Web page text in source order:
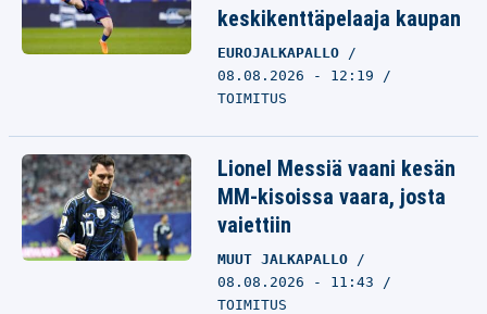
keskikenttäpelaaja kaupan
EUROJALKAPALLO
08.08.2026 - 12:19
TOIMITUS
Lionel Messiä vaani kesän
MM-kisoissa vaara, josta
vaiettiin
MUUT JALKAPALLO
08.08.2026 - 11:43
TOIMITUS